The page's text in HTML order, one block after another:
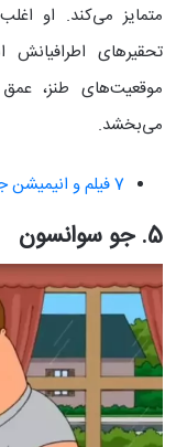
متمایز می‌کند. او
تحقیرهای
موقعیت‌های طنز،
می‌بخشد.
7 فیلم و انیمیشن جذاب برای آموزش همدلی به کودکان
5. جو سوانسون